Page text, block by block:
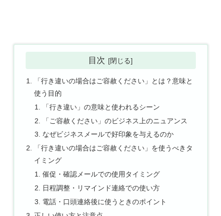
目次
「行き違いの場合はご容赦ください」とは？意味と
使う目的
「行き違い」の意味と使われるシーン
「ご容赦ください」のビジネス上のニュアンス
なぜビジネスメールで好印象を与えるのか
「行き違いの場合はご容赦ください」を使うべきタ
イミング
催促・確認メールでの使用タイミング
日程調整・リマインド連絡での使い方
電話・口頭連絡後に使うときのポイント